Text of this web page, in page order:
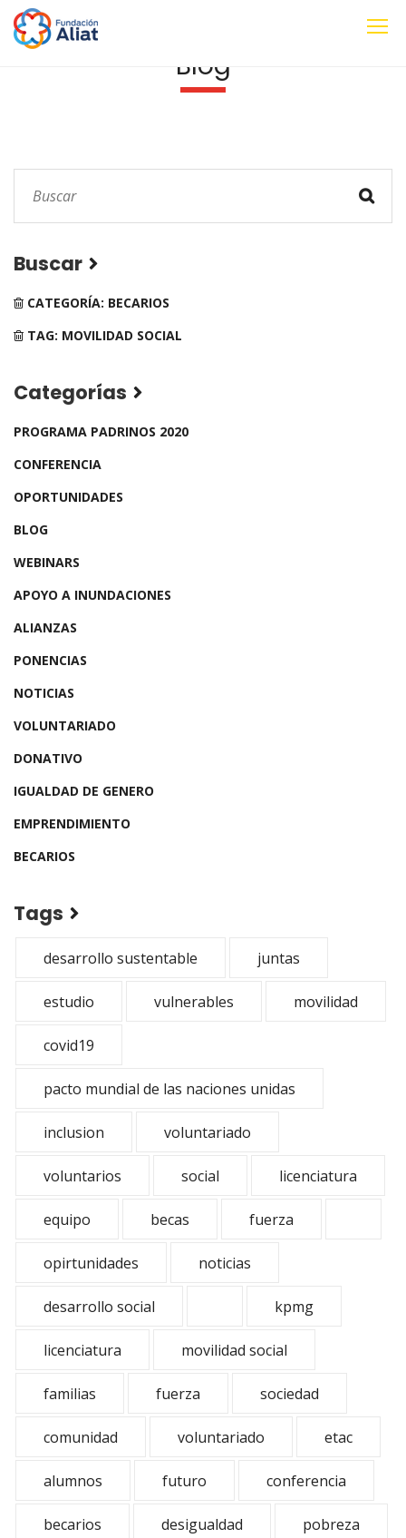
Blog
Buscar
CATEGORÍA: BECARIOS
TAG: MOVILIDAD SOCIAL
Categorías
PROGRAMA PADRINOS 2020
CONFERENCIA
OPORTUNIDADES
BLOG
WEBINARS
APOYO A INUNDACIONES
ALIANZAS
PONENCIAS
NOTICIAS
VOLUNTARIADO
DONATIVO
IGUALDAD DE GENERO
EMPRENDIMIENTO
BECARIOS
Tags
desarrollo sustentable juntas
estudio vulnerables movilidad
covid19
pacto mundial de las naciones unidas
inclusion voluntariado
voluntarios social licenciatura
equipo becas fuerza
opirtunidades noticias
desarrollo social kpmg
licenciatura movilidad social
familias fuerza sociedad
comunidad voluntariado etac
alumnos futuro conferencia
becarios desigualdad pobreza